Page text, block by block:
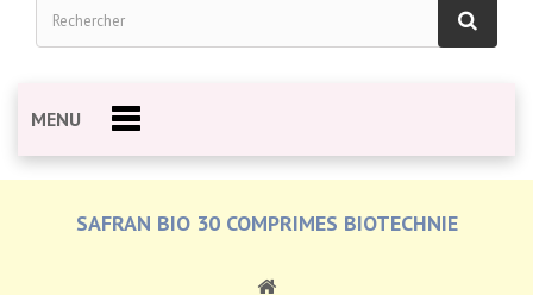
MENU
SAFRAN BIO 30 COMPRIMES BIOTECHNIE